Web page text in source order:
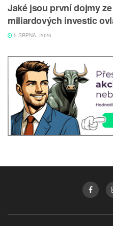
Jaké jsou první dojmy
miliardových investic
5 SRPNA, 2026